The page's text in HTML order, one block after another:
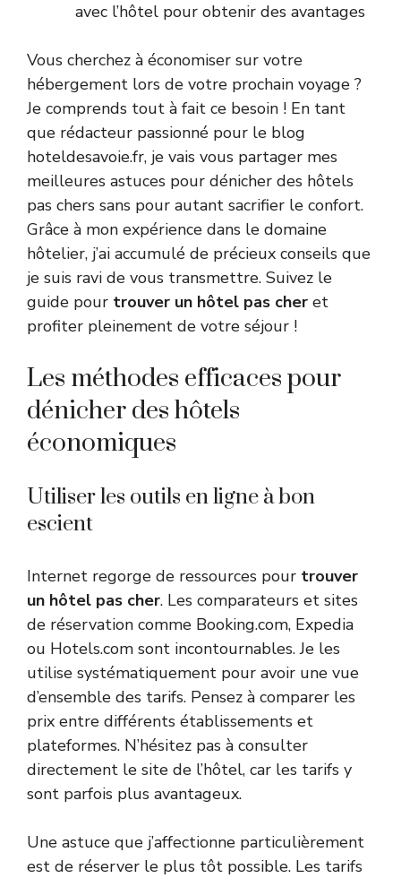
avec l’hôtel pour obtenir des avantages
Vous cherchez à économiser sur votre
hébergement lors de votre prochain voyage ?
Je comprends tout à fait ce besoin ! En tant
que rédacteur passionné pour le blog
hoteldesavoie.fr, je vais vous partager mes
meilleures astuces pour dénicher des hôtels
pas chers sans pour autant sacrifier le confort.
Grâce à mon expérience dans le domaine
hôtelier, j’ai accumulé de précieux conseils que
je suis ravi de vous transmettre. Suivez le
guide pour trouver un hôtel pas cher et
profiter pleinement de votre séjour !
Les méthodes efficaces pour
dénicher des hôtels
économiques
Utiliser les outils en ligne à bon
escient
Internet regorge de ressources pour trouver
un hôtel pas cher. Les comparateurs et sites
de réservation comme Booking.com, Expedia
ou Hotels.com sont incontournables. Je les
utilise systématiquement pour avoir une vue
d’ensemble des tarifs. Pensez à comparer les
prix entre différents établissements et
plateformes. N’hésitez pas à consulter
directement le site de l’hôtel, car les tarifs y
sont parfois plus avantageux.
Une astuce que j’affectionne particulièrement
est de réserver le plus tôt possible. Les tarifs